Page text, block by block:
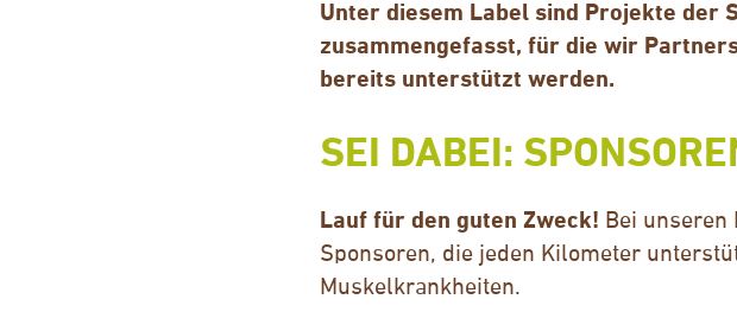
Unter diesem Label sind Projekte der
zusammengefasst, für die wir
bereits unterstützt werden.
SEI DABEI:
Lauf für den guten Zweck! Bei
Sponsoren, die jeden Kilometer
Muskelkrankheiten.